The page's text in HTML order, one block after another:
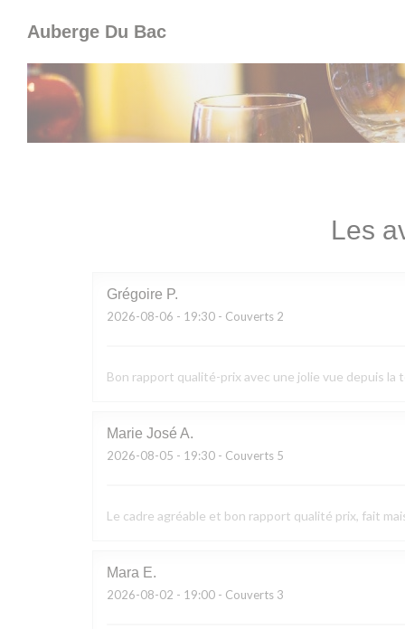
Auberge Du Bac
Les
Grégoire P
2026-08-06 - 19:30 - Couverts 2
Bon rapport qualité-prix avec une jolie vue depuis la
Marie José A
2026-08-05 - 19:30 - Couverts 5
Le cadre agréable et bon rapport qualité prix, fait
Mara E
2026-08-02 - 19:00 - Couverts 3